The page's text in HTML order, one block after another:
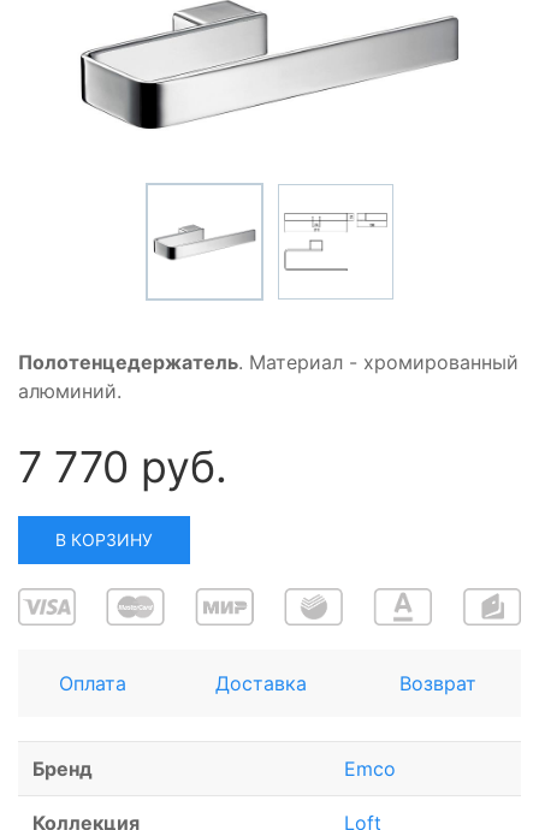
Полотенцедержатель. Материал - хромированный
алюминий.
7 770 руб.
В КОРЗИНУ
Оплата Доставка Возврат
Бренд Emco
Коллекция Loft